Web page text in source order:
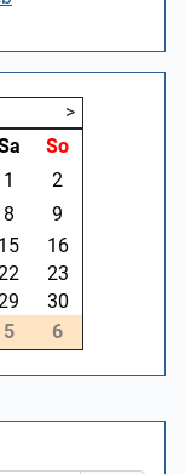
>
So
1
2
8
9
15
16
23
30
5 6